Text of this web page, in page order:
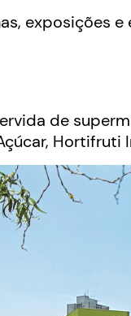
exposições e
de
Hortifruti